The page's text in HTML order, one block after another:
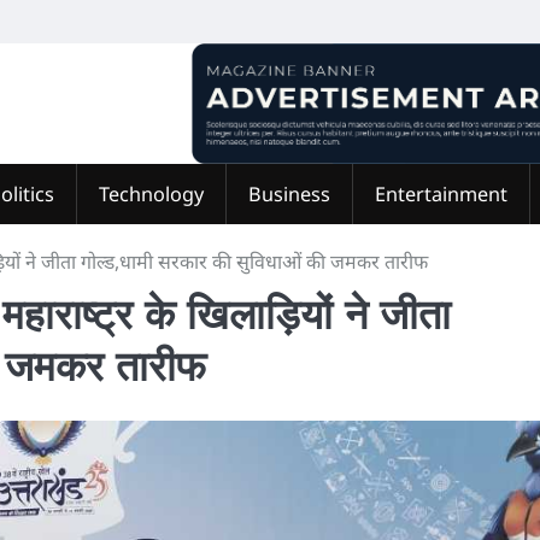
Technology Business Entertainment
ने जीता गोल्ड,धामी सरकार की सुविधाओं की जमकर तारीफ
के खिलाड़ियों ने जीता
तारीफ